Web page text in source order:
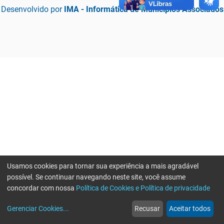
Desenvolvido por IMA - Informática de Municípios Associados
web
Notícias
more_horiz
Mais
Usamos cookies para tornar sua experiência a mais agradável
possível. Se continuar navegando neste site, você assume
concordar com nossa Política de Cookies e Política de privacidade
Gerenciar Cookies... Recusar Aceitar todos
Erro ao enviar informações, por favor tente novamente